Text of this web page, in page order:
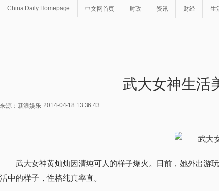
China Daily Homepage 中文网首页 时政 资讯 财经 生
武大女神生活
来源：新浪娱乐 2014-04-18 13:36:43
武大女神黄灿灿因清纯可人的样子爆火。日前，她外出游
活中的样子，性格纯真率直。